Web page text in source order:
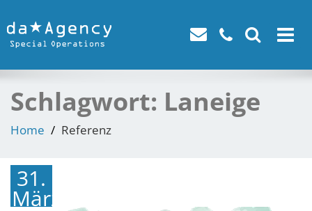
Toggle
Schlagwort: Laneige
Home Referenz
31.
März